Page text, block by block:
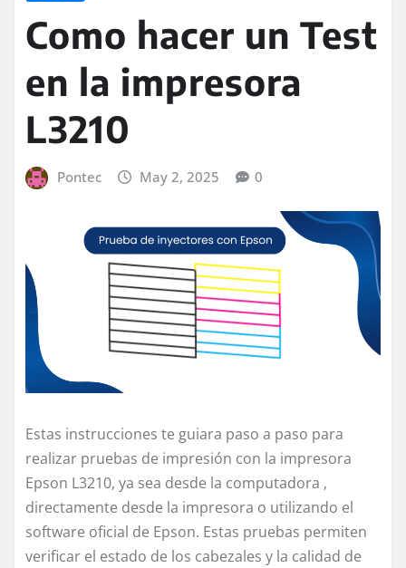
Como hacer un Test
en la impresora
L3210
Pontec May 2, 2025 0
Estas instrucciones te guiara paso a paso para
realizar pruebas de impresión con la impresora
Epson L3210, ya sea desde la computadora ,
directamente desde la impresora o utilizando el
software oficial de Epson. Estas pruebas permiten
verificar el estado de los cabezales y la calidad de